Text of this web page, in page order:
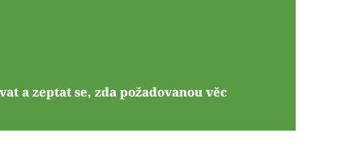
a zeptat se, zda požadovanou věc